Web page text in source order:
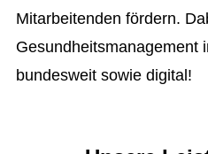
Mitarbeitenden fördern.
Gesundheitsmanagement
bundesweit sowie digital!